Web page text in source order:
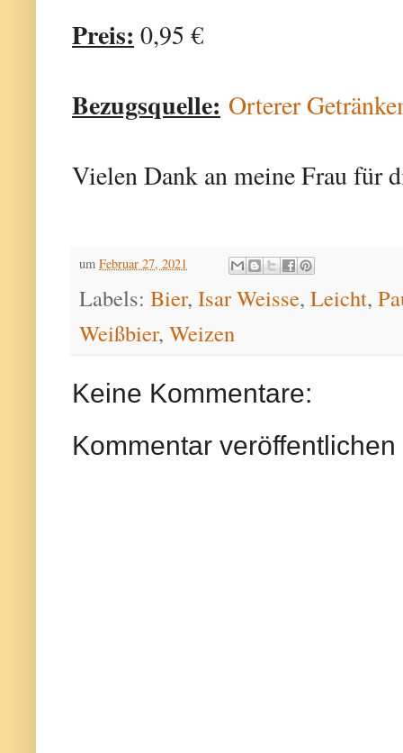
Preis: 0,95 €
Bezugsquelle: Orterer
Vielen Dank an meine Frau für
um Februar 27, 2021
Labels: Bier, Isar Weisse, Leicht,
Weißbier, Weizen
Keine Kommentare:
Kommentar veröffentlichen